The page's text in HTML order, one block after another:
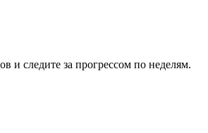
и следите за прогрессом по неделям.